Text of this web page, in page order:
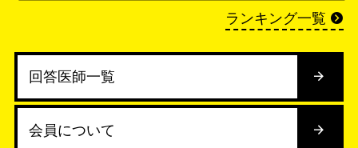
ランキング一覧
回答医師一覧
会員について